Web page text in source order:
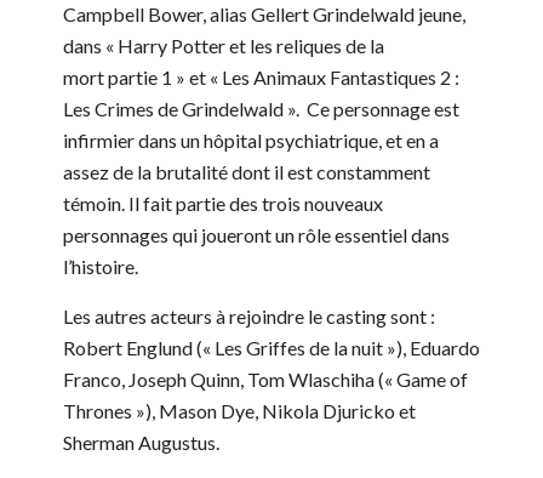
Campbell Bower, alias Gellert Grindelwald jeune,
dans « Harry Potter et les reliques de la
mort partie 1 » et « Les Animaux Fantastiques 2 :
Les Crimes de Grindelwald ». Ce personnage est
infirmier dans un hôpital psychiatrique, et en a
assez de la brutalité dont il est constamment
témoin. Il fait partie des trois nouveaux
personnages qui joueront un rôle essentiel dans
l’histoire.
Les autres acteurs à rejoindre le casting sont :
Robert Englund (« Les Griffes de la nuit »), Eduardo
Franco, Joseph Quinn, Tom Wlaschiha (« Game of
Thrones »), Mason Dye, Nikola Djuricko et
Sherman Augustus.